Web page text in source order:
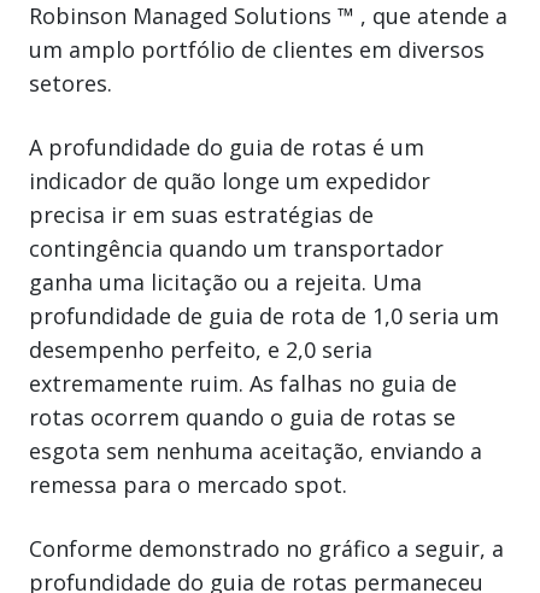
Robinson Managed Solutions ™ , que atende a
um amplo portfólio de clientes em diversos
setores.
A profundidade do guia de rotas é um
indicador de quão longe um expedidor
precisa ir em suas estratégias de
contingência quando um transportador
ganha uma licitação ou a rejeita. Uma
profundidade de guia de rota de 1,0 seria um
desempenho perfeito, e 2,0 seria
extremamente ruim. As falhas no guia de
rotas ocorrem quando o guia de rotas se
esgota sem nenhuma aceitação, enviando a
remessa para o mercado spot.
Conforme demonstrado no gráfico a seguir, a
profundidade do guia de rotas permaneceu